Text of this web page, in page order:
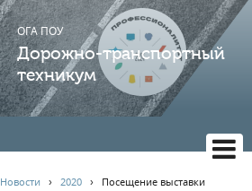
ОГА ПОУ
Дорожно-транспортный
техникум
Новости ›2020 › Посещение выставки